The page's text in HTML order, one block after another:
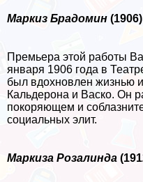
Маркиз Брадомин (1906)
Премьера этой работы
января 1906 года в
был вдохновлен жизнью
Кальдерона и Васко. Он
покоряющем и
социальных элит.
Маркиза Розалинда